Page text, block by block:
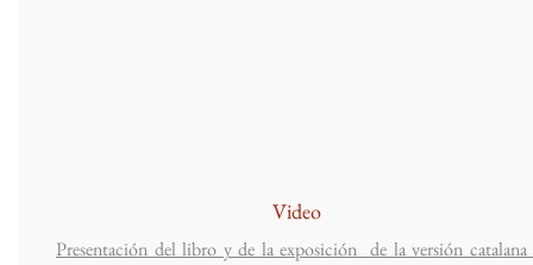
Video
Presentación del libro y de la exposición de la versión catalana